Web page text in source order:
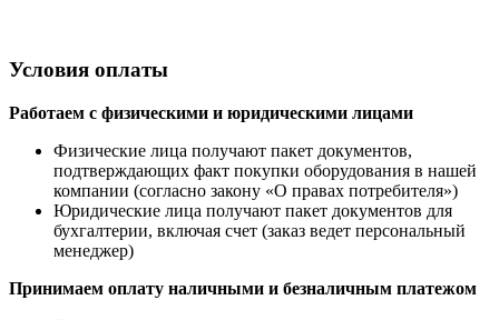
Условия оплаты
Работаем с физическими и юридическими лицами
Физические лица получают пакет документов,
подтверждающих факт покупки оборудования в нашей
компании (согласно закону «О правах потребителя»)
Юридические лица получают пакет документов для
бухгалтерии, включая счет (заказ ведет персональный
менеджер)
Принимаем оплату наличными и безналичным платежом